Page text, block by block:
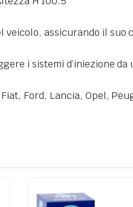
veicolo, assicurando il
i sistemi d’iniezione
Ford, Lancia, Opel,